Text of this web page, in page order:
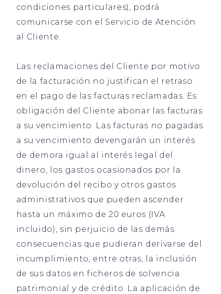
condiciones particulares), podrá
comunicarse con el Servicio de Atención
al Cliente.
Las reclamaciones del Cliente por motivo
de la facturación no justifican el retraso
en el pago de las facturas reclamadas. Es
obligación del Cliente abonar las facturas
a su vencimiento. Las facturas no pagadas
a su vencimiento devengarán un interés
de demora igual al interés legal del
dinero, los gastos ocasionados por la
devolución del recibo y otros gastos
administrativos que pueden ascender
hasta un máximo de 20 euros (IVA
incluido), sin perjuicio de las demás
consecuencias que pudieran derivarse del
incumplimiento, entre otras, la inclusión
de sus datos en ficheros de solvencia
patrimonial y de crédito. La aplicación de